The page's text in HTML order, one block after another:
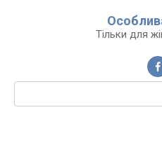
Тільки для
Пошук: